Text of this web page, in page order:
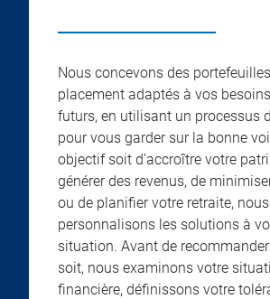
Nous concevons des
placement adaptés à vos
futurs, en utilisant un processus
pour vous garder sur la bonne
objectif soit d’accroître votre
générer des revenus, de
ou de planifier votre retraite, nous
personnalisons les solutions à
situation. Avant de
soit, nous examinons votre
financière, définissons votre